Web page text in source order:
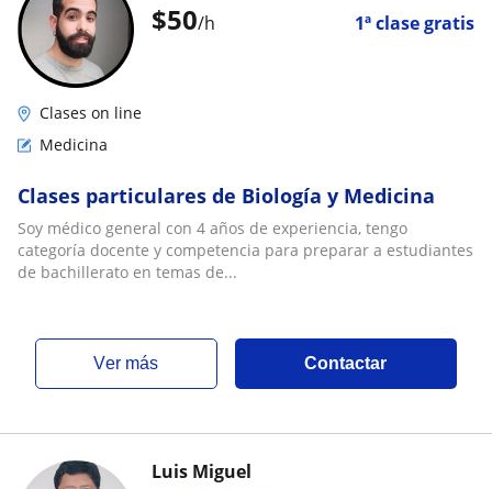
$50/h 1ª clase gratis
Clases on line
Medicina
Clases particulares de Biología y Medicina
Soy médico general con 4 años de experiencia, tengo
categoría docente y competencia para preparar a estudiantes
de bachillerato en temas de...
ver más Contactar
Luis Miguel